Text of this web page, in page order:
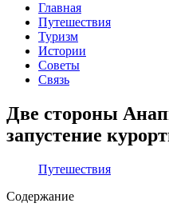
Главная
Путешествия
Туризм
Истории
Советы
Связь
Две стороны
запустение
Путешествия
Содержание